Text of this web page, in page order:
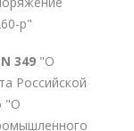
р"
349 "О
Российской
"О